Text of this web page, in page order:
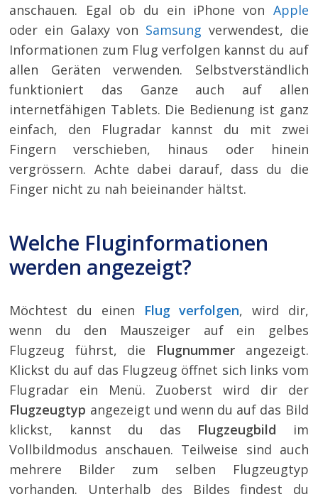
anschauen. Egal ob du ein iPhone von Apple
oder ein Galaxy von Samsung verwendest, die
Informationen zum Flug verfolgen kannst du auf
allen Geräten verwenden. Selbstverständlich
funktioniert das Ganze auch auf allen
internetfähigen Tablets. Die Bedienung ist ganz
einfach, den Flugradar kannst du mit zwei
Fingern verschieben, hinaus oder hinein
vergrössern. Achte dabei darauf, dass du die
Finger nicht zu nah beieinander hältst.
Welche Fluginformationen
werden angezeigt?
Möchtest du einen Flug verfolgen, wird dir,
wenn du den Mauszeiger auf ein gelbes
Flugzeug führst, die Flugnummer angezeigt.
Klickst du auf das Flugzeug öffnet sich links vom
Flugradar ein Menü. Zuoberst wird dir der
Flugzeugtyp angezeigt und wenn du auf das Bild
klickst, kannst du das Flugzeugbild im
Vollbildmodus anschauen. Teilweise sind auch
mehrere Bilder zum selben Flugzeugtyp
vorhanden. Unterhalb des Bildes findest du